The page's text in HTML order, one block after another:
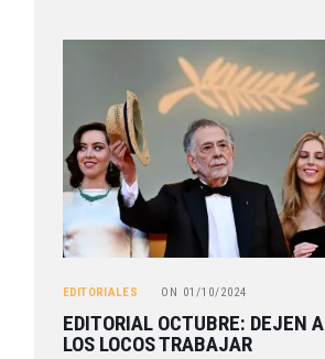
EDITORIALES ON 01/10/2024
EDITORIAL OCTUBRE: DEJEN A
LOS LOCOS TRABAJAR